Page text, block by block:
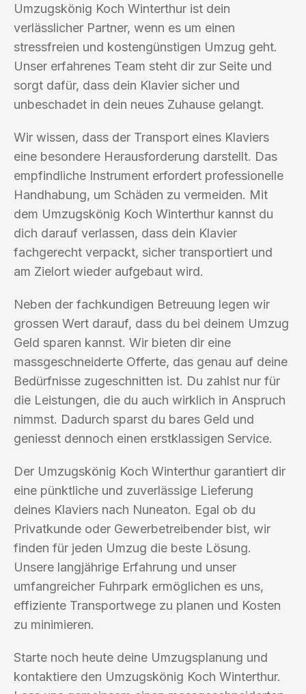
Umzugskönig Koch Winterthur ist dein
verlässlicher Partner, wenn es um einen
stressfreien und kostengünstigen Umzug geht.
Unser erfahrenes Team steht dir zur Seite und
sorgt dafür, dass dein Klavier sicher und
unbeschadet in dein neues Zuhause gelangt.
Wir wissen, dass der Transport eines Klaviers
eine besondere Herausforderung darstellt. Das
empfindliche Instrument erfordert professionelle
Handhabung, um Schäden zu vermeiden. Mit
dem Umzugskönig Koch Winterthur kannst du
dich darauf verlassen, dass dein Klavier
fachgerecht verpackt, sicher transportiert und
am Zielort wieder aufgebaut wird.
Neben der fachkundigen Betreuung legen wir
grossen Wert darauf, dass du bei deinem Umzug
Geld sparen kannst. Wir bieten dir eine
massgeschneiderte Offerte, das genau auf deine
Bedürfnisse zugeschnitten ist. Du zahlst nur für
die Leistungen, die du auch wirklich in Anspruch
nimmst. Dadurch sparst du bares Geld und
geniesst dennoch einen erstklassigen Service.
Der Umzugskönig Koch Winterthur garantiert dir
eine pünktliche und zuverlässige Lieferung
deines Klaviers nach Nuneaton. Egal ob du
Privatkunde oder Gewerbetreibender bist, wir
finden für jeden Umzug die beste Lösung.
Unsere langjährige Erfahrung und unser
umfangreicher Fuhrpark ermöglichen es uns,
effiziente Transportwege zu planen und Kosten
zu minimieren.
Starte noch heute deine Umzugsplanung und
kontaktiere den Umzugskönig Koch Winterthur.